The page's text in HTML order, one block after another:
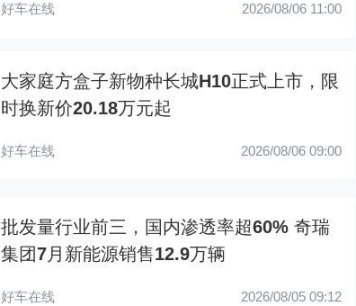
好车在线 2026/08/06 11:00
大家庭方盒子新物种长城H10正式上市，限
时换新价20.18万元起
好车在线 2026/08/06 09:00
批发量行业前三，国内渗透率超60% 奇瑞
集团7月新能源销售12.9万辆
好车在线 2026/08/05 09:12